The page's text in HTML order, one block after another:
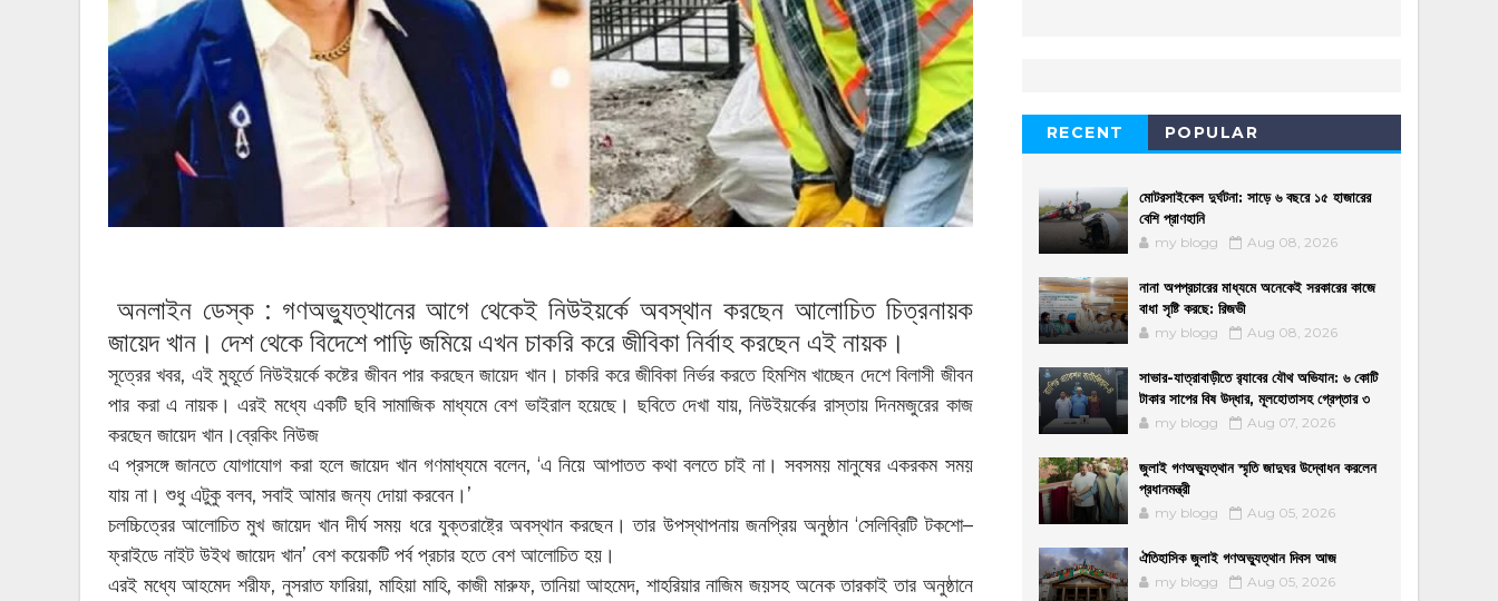
অনলাইন ডেস্ক : গণঅভ্যুত্থানের আগে থেকেই নিউইয়র্কে অবস্থান করছেন আলোচিত চিত্রনায়ক
জায়েদ খান। দেশ থেকে বিদেশে পাড়ি জমিয়ে এখন চাকরি করে জীবিকা নির্বাহ করছেন এই নায়ক।
সূত্রের খবর, এই মুহূর্তে নিউইয়র্কে কষ্টের জীবন পার করছেন জায়েদ খান। চাকরি করে জীবিকা নির্ভর করতে হিমশিম খাচ্ছেন দেশে বিলাসী জীবন
পার করা এ নায়ক। এরই মধ্যে একটি ছবি সামাজিক মাধ্যমে বেশ ভাইরাল হয়েছে। ছবিতে দেখা যায়, নিউইয়র্কের রাস্তায় দিনমজুরের কাজ
করছেন জায়েদ খান।ব্রেকিং নিউজ
এ প্রসঙ্গে জানতে যোগাযোগ করা হলে জায়েদ খান গণমাধ্যমে বলেন, ‘এ নিয়ে আপাতত কথা বলতে চাই না। সবসময় মানুষের একরকম সময়
যায় না। শুধু এটুকু বলব, সবাই আমার জন্য দোয়া করবেন।’
চলচ্চিত্রের আলোচিত মুখ জায়েদ খান দীর্ঘ সময় ধরে যুক্তরাষ্ট্রে অবস্থান করছেন। তার উপস্থাপনায় জনপ্রিয় অনুষ্ঠান ‘সেলিব্রিটি টকশো–
ফ্রাইডে নাইট উইথ জায়েদ খান’ বেশ কয়েকটি পর্ব প্রচার হতে বেশ আলোচিত হয়।
এরই মধ্যে আহমেদ শরীফ, নুসরাত ফারিয়া, মাহিয়া মাহি, কাজী মারুফ, তানিয়া আহমেদ, শাহরিয়ার নাজিম জয়সহ অনেক তারকাই তার অনুষ্ঠানে
RECENT POPULAR
মোটরসাইকেল দুর্ঘটনা: সাড়ে ৬ বছরে ১৫ হাজারের
বেশি প্রাণহানি
my blogg Aug 08, 2026
নানা অপপ্রচারের মাধ্যমে অনেকেই সরকারের কাজে
বাধা সৃষ্টি করছে: রিজভী
my blogg Aug 08, 2026
সাভার-যাত্রাবাড়ীতে র‌্যাবের যৌথ অভিযান: ৬ কোটি
টাকার সাপের বিষ উদ্ধার, মূলহোতাসহ গ্রেপ্তার ৩
my blogg Aug 07, 2026
জুলাই গণঅভ্যুত্থান স্মৃতি জাদুঘর উদ্বোধন করলেন
প্রধানমন্ত্রী
my blogg Aug 05, 2026
ঐতিহাসিক জুলাই গণঅভ্যুত্থান দিবস আজ
my blogg Aug 05, 2026